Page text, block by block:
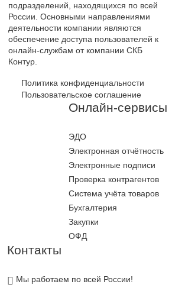
подразделений, находящихся по всей
России. Основными направлениями
деятельности компании являются
обеспечение доступа пользователей к
онлайн-службам от компании СКБ
Контур.
Политика конфиденциальности
Пользовательское соглашение
Онлайн-сервисы
ЭДО
Электронная отчётность
Электронные подписи
Проверка контрагентов
Система учёта товаров
Бухгалтерия
Закупки
ОФД
Контакты
Мы работаем по всей России!